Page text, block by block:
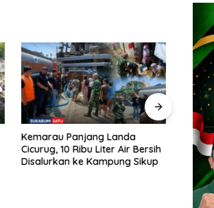
Ahmad Hidayat Raih Suara
Terbanyak dan Pimpin MW
KAHMI Jabar, Ini 7 Presidium